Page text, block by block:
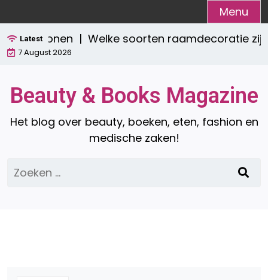
naar
de
inhoud
Menu
Latest
wonen |Welke soorten raamdecoratie zijn
7 August 2026
Beauty & Books Magazine
Het blog over beauty, boeken, eten, fashion en
medische zaken!
Zoeken
naar: